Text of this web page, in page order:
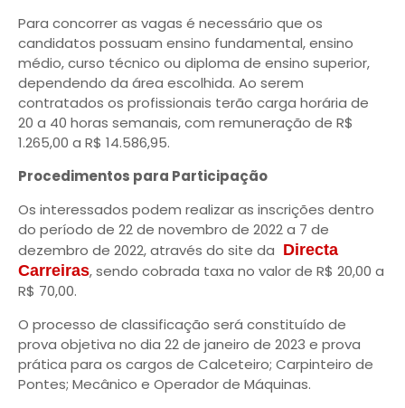
Para concorrer as vagas é necessário que os
candidatos possuam ensino fundamental, ensino
médio, curso técnico ou diploma de ensino superior,
dependendo da área escolhida. Ao serem
contratados os profissionais terão carga horária de
20 a 40 horas semanais, com remuneração de R$
1.265,00 a R$ 14.586,95.
Procedimentos para Participação
Os interessados podem realizar as inscrições dentro
do período de 22 de novembro de 2022 a 7 de
dezembro de 2022, através do site da Directa
Carreiras, sendo cobrada taxa no valor de R$ 20,00 a
R$ 70,00.
O processo de classificação será constituído de
prova objetiva no dia 22 de janeiro de 2023 e prova
prática para os cargos de Calceteiro; Carpinteiro de
Pontes; Mecânico e Operador de Máquinas.